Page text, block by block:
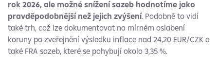
rok 2026, ale možné snížení sazeb hodnotíme jako
pravděpodobnější než jejich zvýšení. Podobně to vidí
také trh, což lze dokumentovat na mírném oslabení
koruny po zveřejnění výsledku inflace nad 24,20 EUR/CZK a
také FRA sazeb, které se pohybují okolo 3,35 %.